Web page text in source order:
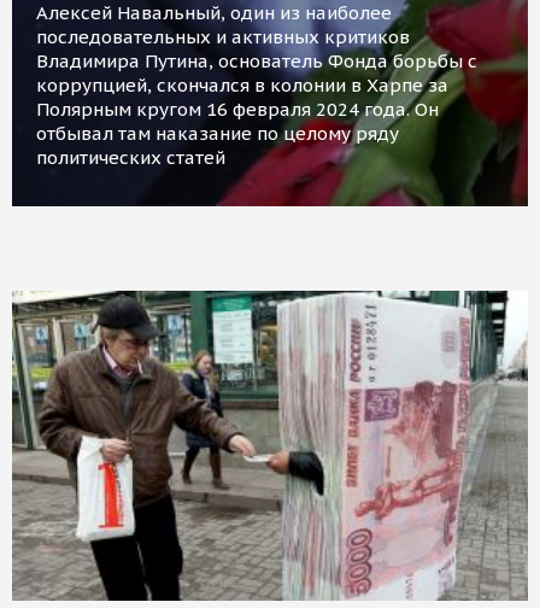
Алексей Навальный, один из наиболее
последовательных и активных критиков
Владимира Путина, основатель Фонда борьбы с
коррупцией, скончался в колонии в Харпе за
Полярным кругом 16 февраля 2024 года. Он
отбывал там наказание по целому ряду
политических статей